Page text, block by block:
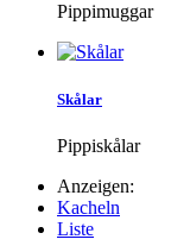
Pippimuggar
Skålar
Pippiskålar
Anzeigen:
Kacheln
Liste